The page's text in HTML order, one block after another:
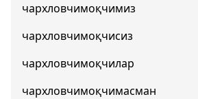
чархловчимоқчимиз
чархловчимоқчисиз
чархловчимоқчилар
чархловчимоқчимасман